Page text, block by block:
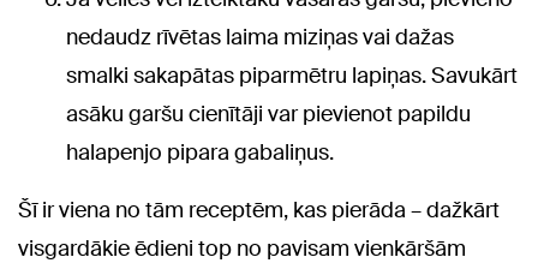
nedaudz rīvētas laima miziņas vai dažas
smalki sakapātas piparmētru lapiņas. Savukārt
asāku garšu cienītāji var pievienot papildu
halapenjo pipara gabaliņus.
Šī ir viena no tām receptēm, kas pierāda – dažkārt
visgardākie ēdieni top no pavisam vienkāršām